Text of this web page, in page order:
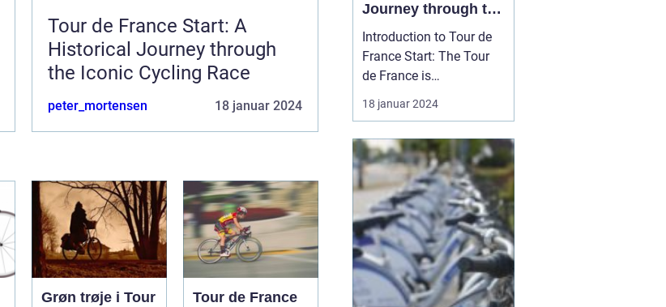
Tour de France Start: A
Historical Journey through
the Iconic Cycling Race
peter_mortensen 18 januar 2024
Grøn trøje i Tour
Tour de France
Journey through the
Iconic Cycling Race
Introduction to Tour de
France Start: The Tour
de France is
undoubtedly one of the
most prestigious and
the world. Each year,
professional cyclists
from around the globe
gather for this epic
event, showcasing their
endurance...
18 januar 2024